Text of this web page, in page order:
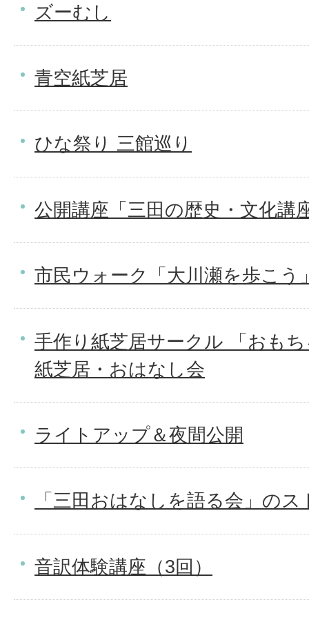
ズーむし
青空紙芝居
ひな祭り 三館巡り
公開講座「三田の歴史・文化講
市民ウォーク「大川瀬を歩こう
手作り紙芝居サークル 「おも
紙芝居・おはなし会
ライトアップ＆夜間公開
「三田おはなしを語る会」の
音訳体験講座（3回）